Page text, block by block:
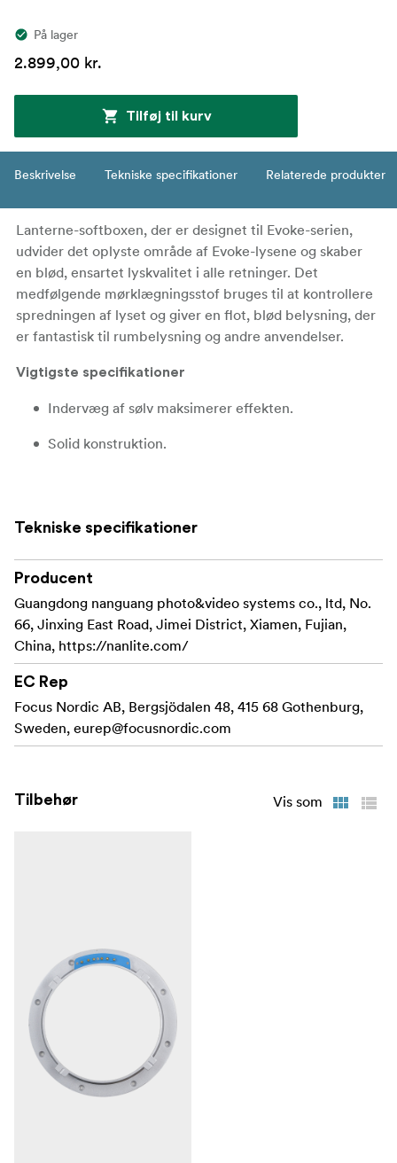
På lager
2.899,00 kr.
Tilføj til kurv
Beskrivelse Tekniske specifikationer Relaterede produkter
Lanterne-softboxen, der er designet til Evoke-serien,
udvider det oplyste område af Evoke-lysene og skaber
en blød, ensartet lyskvalitet i alle retninger. Det
medfølgende mørklægningsstof bruges til at kontrollere
spredningen af lyset og giver en flot, blød belysning, der
er fantastisk til rumbelysning og andre anvendelser.
Vigtigste specifikationer
Indervæg af sølv maksimerer effekten.
Solid konstruktion.
Lanterne-softbox på 120 cm med NL-fatning x 1
Mørklægningsstof x 1
Bæretaske × 1
Tekniske specifikationer
Producent
Guangdong nanguang photo&video systems co., ltd, No.
66, Jinxing East Road, Jimei District, Xiamen, Fujian,
China, https://nanlite.com/
EC Rep
Focus Nordic AB, Bergsjödalen 48, 415 68 Gothenburg,
Sweden, eurep@focusnordic.com
Tilbehør Vis som